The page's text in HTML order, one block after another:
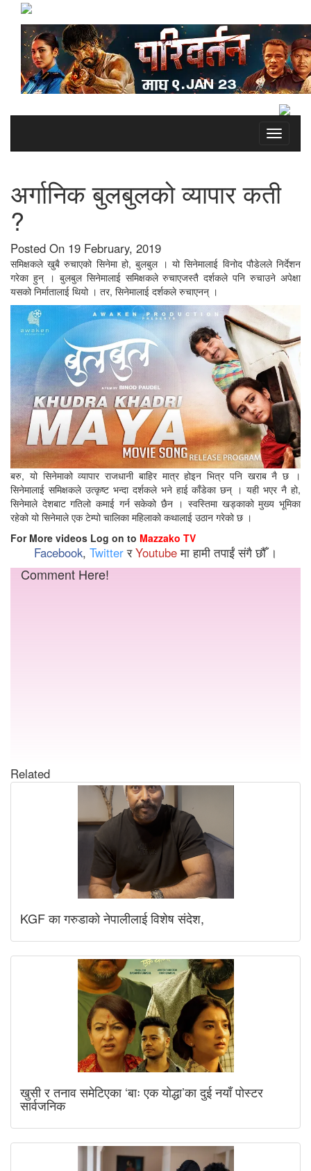
Toggle
अर्गानिक बुलबुलको व्यापार कती
?
Posted On 19 February, 2019
समिक्षकले खुबै रुचाएको सिनेमा हो, बुलबुल । यो सिनेमालाई विनोद पौडेलले निर्देशन
गरेका हुन् । बुलबुल सिनेमालाई समिक्षकले रुचाएजस्तै दर्शकले पनि रुचाउने अपेक्षा
यसको निर्मातालाई थियो । तर, सिनेमालाई दर्शकले रुचाएनन् ।
बरु, यो सिनेमाको व्यापार राजधानी बाहिर मात्र होइन भित्र पनि खराब नै छ ।
सिनेमालाई समिक्षकले उत्कृष्ट भन्दा दर्शकले भने हाई काँडेका छन् । यही भएर नै हो,
सिनेमाले देशबाट गतिलो कमाई गर्न सकेको छैन । स्वस्तिमा खड्काको मुख्य भूमिका
रहेको यो सिनेमाले एक टेम्पो चालिका महिलाको कथालाई उठान गरेको छ ।
For More videos Log on to Mazzako TV
Facebook, TwitterरYoutubeमा हामी तपाईं संगै छौँ ।
Comment Here!
Related
KGF का गरुडाको नेपालीलाई विशेष संदेश,
खुसी र तनाव समेटिएका ‘बाः एक योद्धा’का दुई नयाँ पोस्टर
सार्वजनिक